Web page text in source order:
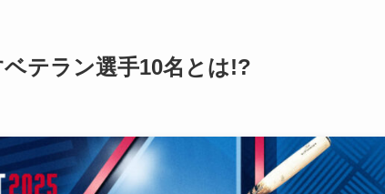
テラン選手10名とは!?